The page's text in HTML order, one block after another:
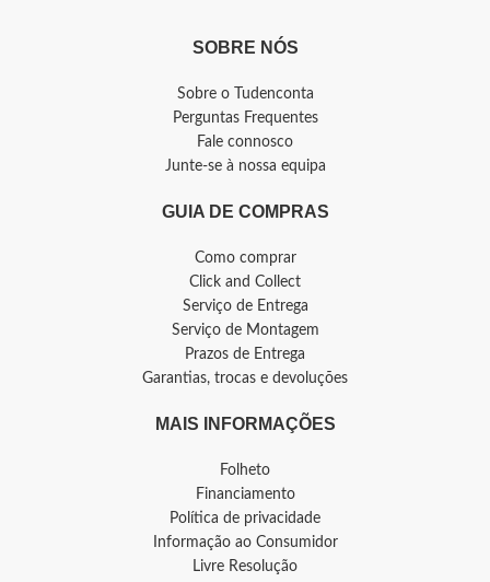
SOBRE NÓS
Sobre o Tudenconta
Perguntas Frequentes
Fale connosco
Junte-se à nossa equipa
GUIA DE COMPRAS
Como comprar
Click and Collect
Serviço de Entrega
Serviço de Montagem
Prazos de Entrega
Garantias, trocas e devoluções
MAIS INFORMAÇÕES
Folheto
Financiamento
Política de privacidade
Informação ao Consumidor
Livre Resolução